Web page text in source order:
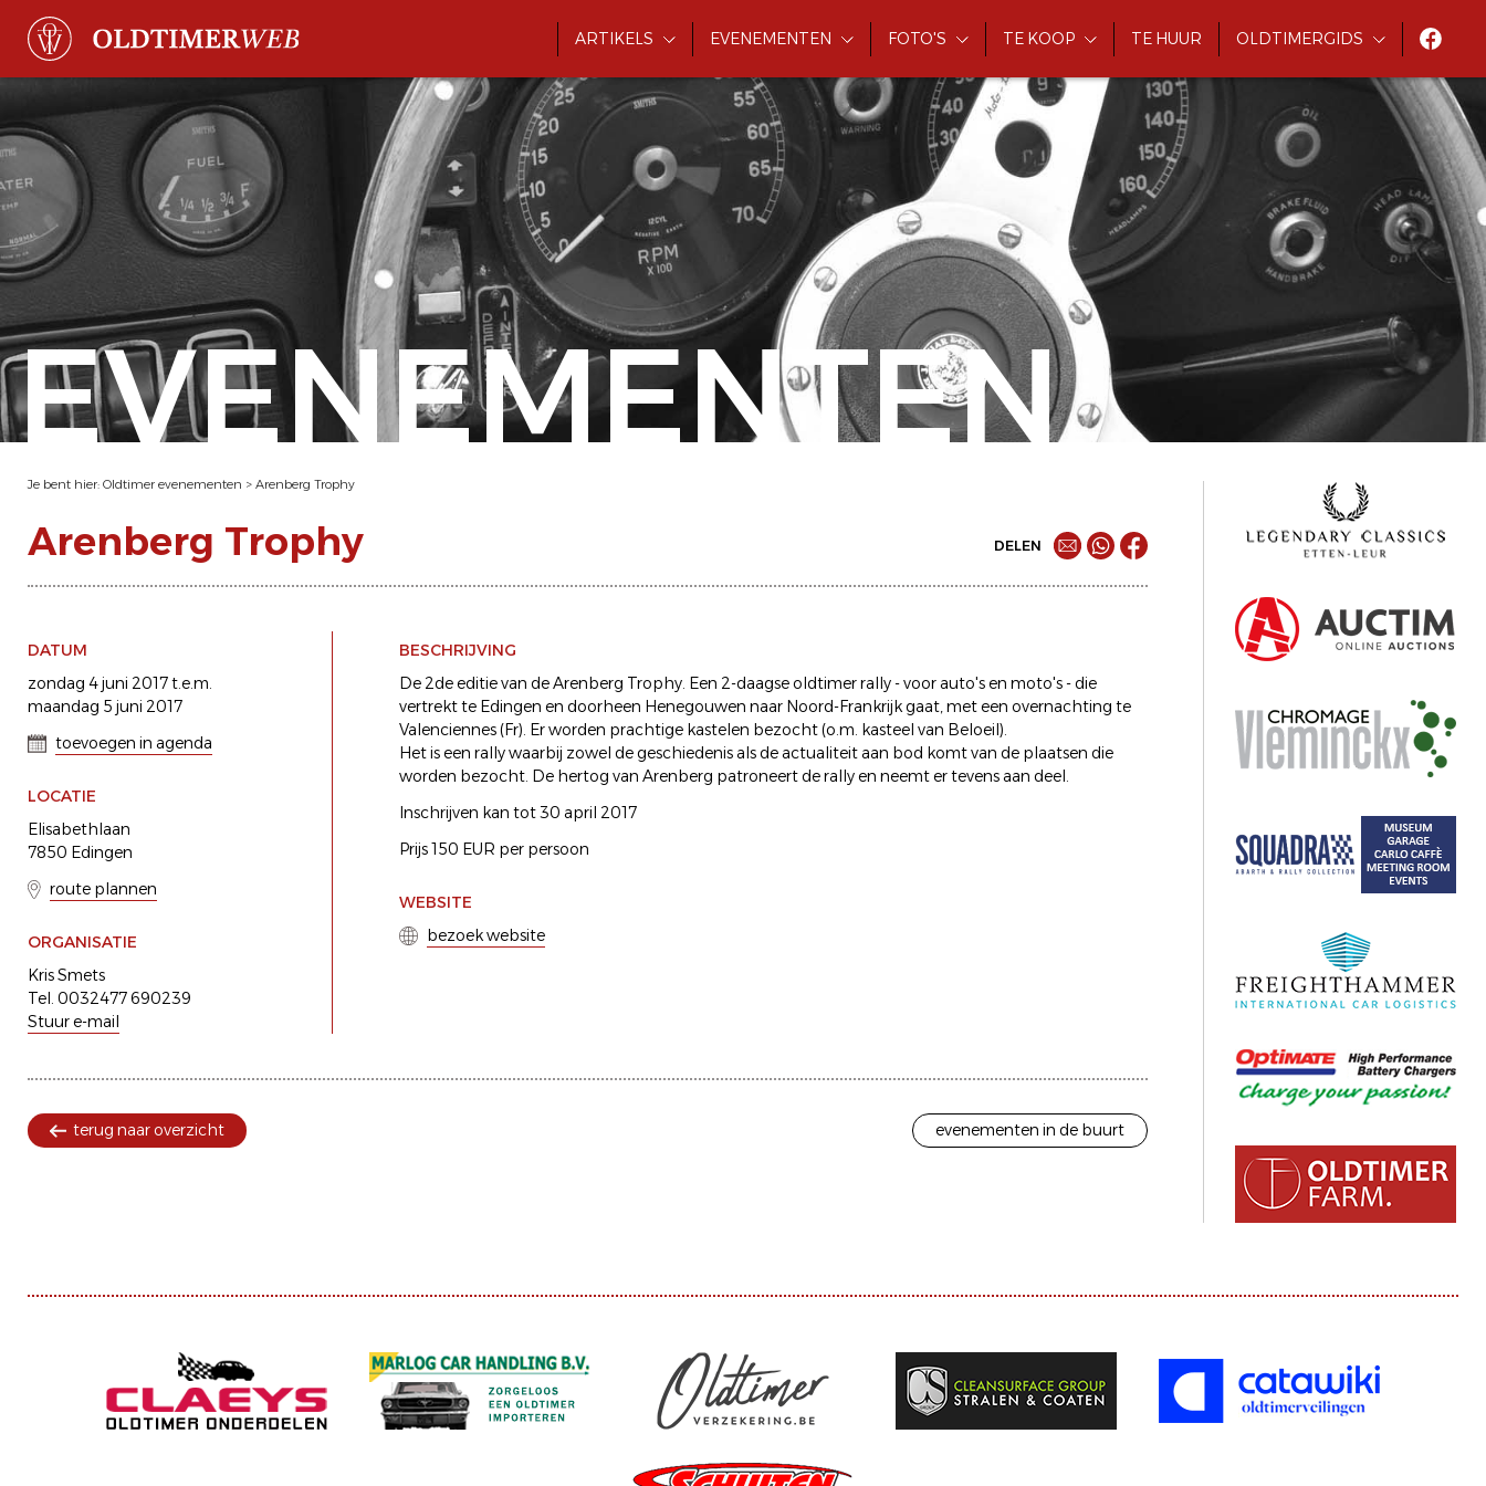
ARTIKELS EVENEMENTEN FOTO'S TE KOOP TE HUUR OLDTIMERGIDS
EVENEMENTEN
Je bent hier: Oldtimer evenementen > Arenberg Trophy
Arenberg Trophy DELEN
DATUM
zondag 4 juni 2017 t.e.m.
maandag 5 juni 2017
toevoegen in agenda
LOCATIE
Elisabethlaan
7850 Edingen
route plannen
ORGANISATIE
Kris Smets
Tel. 0032477 690239
Stuur e-mail
BESCHRIJVING
De 2de editie van de Arenberg Trophy. Een 2-daagse oldtimer rally - voor auto's en moto's - die
vertrekt te Edingen en doorheen Henegouwen naar Noord-Frankrijk gaat, met een overnachting te
Valenciennes (Fr). Er worden prachtige kastelen bezocht (o.m. kasteel van Beloeil).
Het is een rally waarbij zowel de geschiedenis als de actualiteit aan bod komt van de plaatsen die
worden bezocht. De hertog van Arenberg patroneert de rally en neemt er tevens aan deel.
Inschrijven kan tot 30 april 2017
Prijs 150 EUR per persoon
WEBSITE
bezoek website
terug naar overzicht evenementen in de buurt